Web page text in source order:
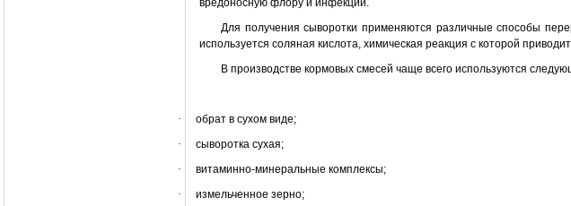
вредоносную флору и инфекции.
Для получения сыворотки применяются различные способы
используется соляная кислота, химическая реакция с которой
В производстве кормовых смесей чаще всего используются
·
обрат в сухом виде;
·
сыворотка сухая;
·
витаминно-минеральные комплексы;
·
измельченное зерно;